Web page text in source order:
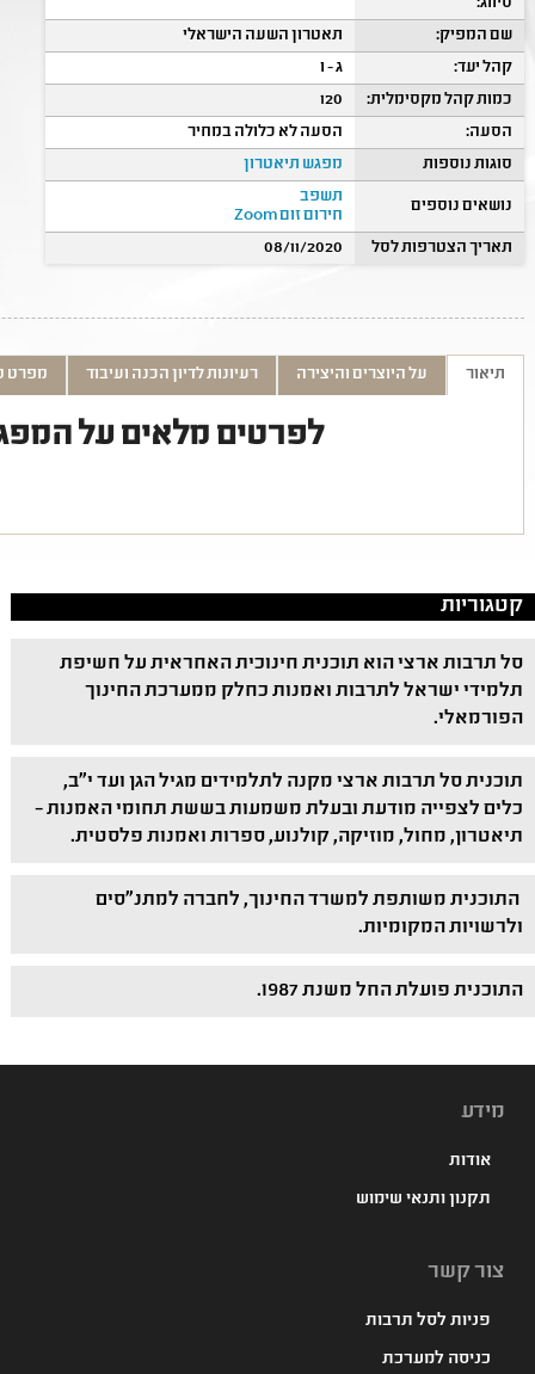
שם המפיק:
תאטרון השעה הישראלי
קהל יעד:
ג - ו
כמות קהל מקסימלית:
120
הסעה:
הסעה לא כלולה במחיר
סוגות נוספות
מפגש תיאטרון
נושאים נוספים
תשפב
חירום זום Zoom
תאריך הצטרפות לסל
08/11/2020
תיאור על היוצרים והיצירה רעיונות לדיון הכנה ועיבוד מפרט
לפרטים מלאים על
קטגוריות
סל תרבות ארצי הוא תוכנית חינוכית האחראית על חשיפת
תלמידי ישראל לתרבות ואמנות כחלק ממערכת החינוך
הפורמאלי.
תוכנית סל תרבות ארצי מקנה לתלמידים מגיל הגן ועד י"ב,
כלים לצפייה מודעת ובעלת משמעות בששת תחומי האמנות –
תיאטרון, מחול, מוזיקה, קולנוע, ספרות ואמנות פלסטית.
התוכנית משותפת למשרד החינוך, לחברה למתנ"סים
ולרשויות המקומיות.
התוכנית פועלת החל משנת 1987.
מידע
אודות
תקנון ותנאי שימוש
צור קשר
פניות לסל תרבות
כניסה למערכת